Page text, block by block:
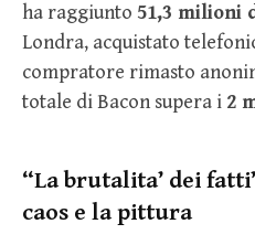
ha raggiunto 51,3 milioni
Londra, acquistato
compratore rimasto
totale di Bacon supera i 2
“La brutalita’ dei
caos e la pittura